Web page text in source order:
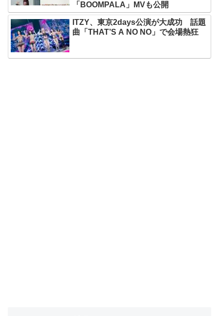
「BOOMPALA」MVも公開
ITZY、東京2days公演が大成功 話題
曲「THAT’S A NO NO」で会場熱狂